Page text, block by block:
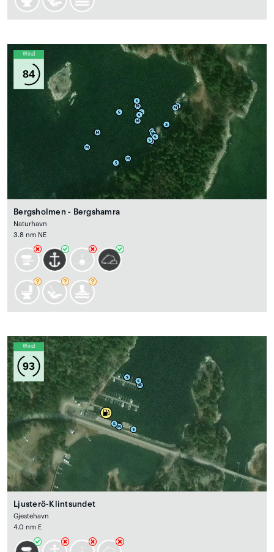
Wind
84
Bergsholmen - Bergshamra
Naturhavn
3.8 nm NE
Wind
93
Ljusterö-Klintsundet
Gjestehavn
4.0 nm E